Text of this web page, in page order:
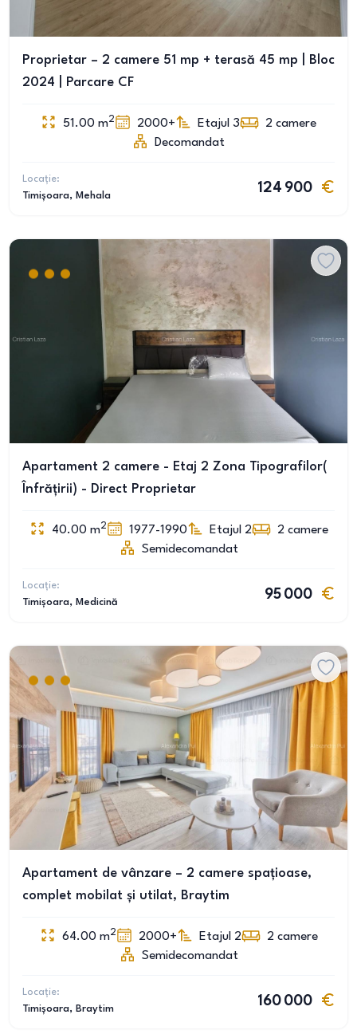
Proprietar – 2 camere 51 mp + terasă 45 mp | Bloc
2024 | Parcare CF
51.00 m2 2000+ Etajul 3 2 camere
Decomandat
Locație:
Timișoara, Mehala
124 900
Apartament 2 camere - Etaj 2 Zona Tipografilor(
Înfrățirii) - Direct Proprietar
40.00 m2 1977-1990 Etajul 2 2 camere
Semidecomandat
Locație:
Timișoara, Medicină
95 000
Apartament de vânzare – 2 camere spațioase,
complet mobilat și utilat, Braytim
64.00 m2 2000+ Etajul 2 2 camere
Semidecomandat
Locație:
Timișoara, Braytim
160 000